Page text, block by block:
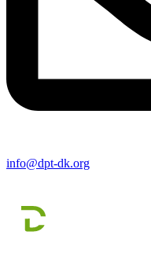
info@dpt-dk.org